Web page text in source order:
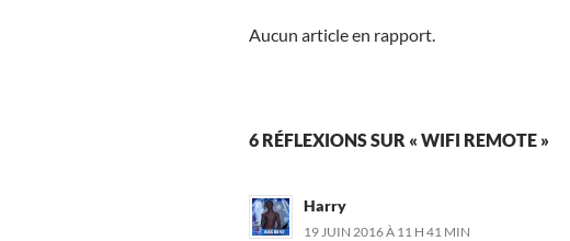
Aucun article en rapport.
6 RÉFLEXIONS SUR « WIFI REMOTE »
Harry
19 JUIN 2016 À 11 H 41 MIN